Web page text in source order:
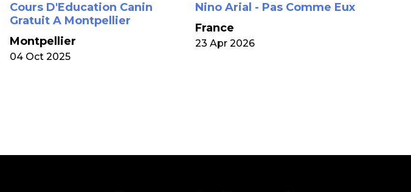
Cours D'Education Canin
Gratuit A Montpellier
Montpellier
04 Oct 2025
Nino Arial - Pas Comme Eux
France
23 Apr 2026